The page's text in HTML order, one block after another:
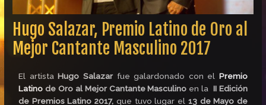
Hugo Salazar, Premio Latino de Oro al
Mejor Cantante Masculino 2017
El artistaHugo Salazarfue galardonado con el Premio
Latino de Oro al Mejor Cantante Masculino en laII Edición
de Premios Latino 2017, que tuvo lugar el 13 de Mayo de